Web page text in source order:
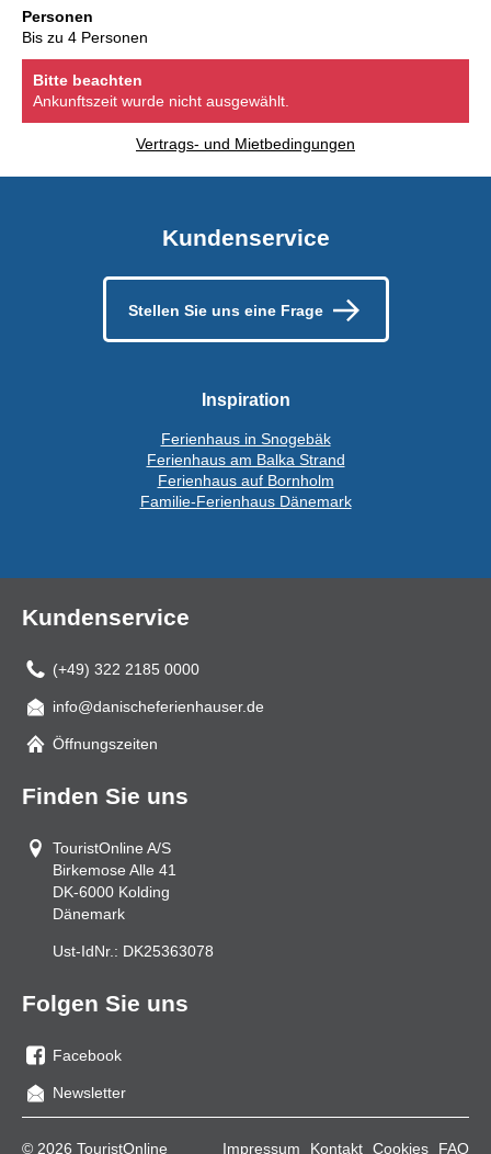
Personen
Bis zu 4 Personen
Bitte beachten
Ankunftszeit wurde nicht ausgewählt.
Vertrags- und Mietbedingungen
Kundenservice
Stellen Sie uns eine Frage
Inspiration
Ferienhaus in Snogebäk
Ferienhaus am Balka Strand
Ferienhaus auf Bornholm
Familie-Ferienhaus Dänemark
Kundenservice
(+49) 322 2185 0000
Mail
info@danischeferienhauser.de
Öffnungszeiten
Finden Sie uns
TouristOnline A/S
Birkemose Alle 41
DK-6000 Kolding
Dänemark
Ust-IdNr.: DK25363078
Folgen Sie uns
Sie
uns
Facebook
Newsletter
© 2026 TouristOnline Impressum Kontakt Cookies FAQ